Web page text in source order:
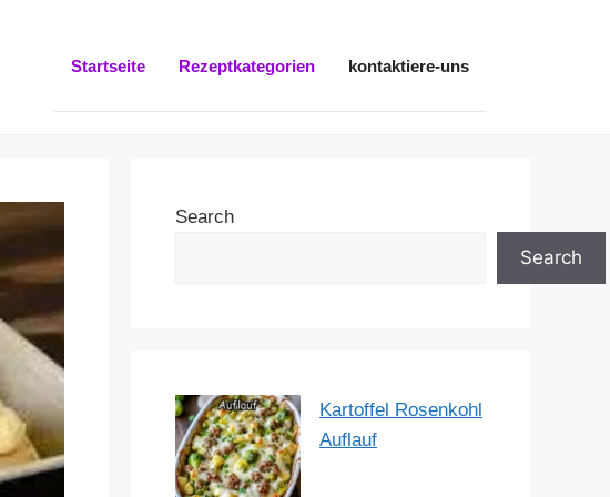
Startseite Rezeptkategorien kontaktiere-uns
Search
Search
Kartoffel Rosenkohl
Auflauf